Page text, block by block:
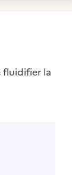
fluidifier la